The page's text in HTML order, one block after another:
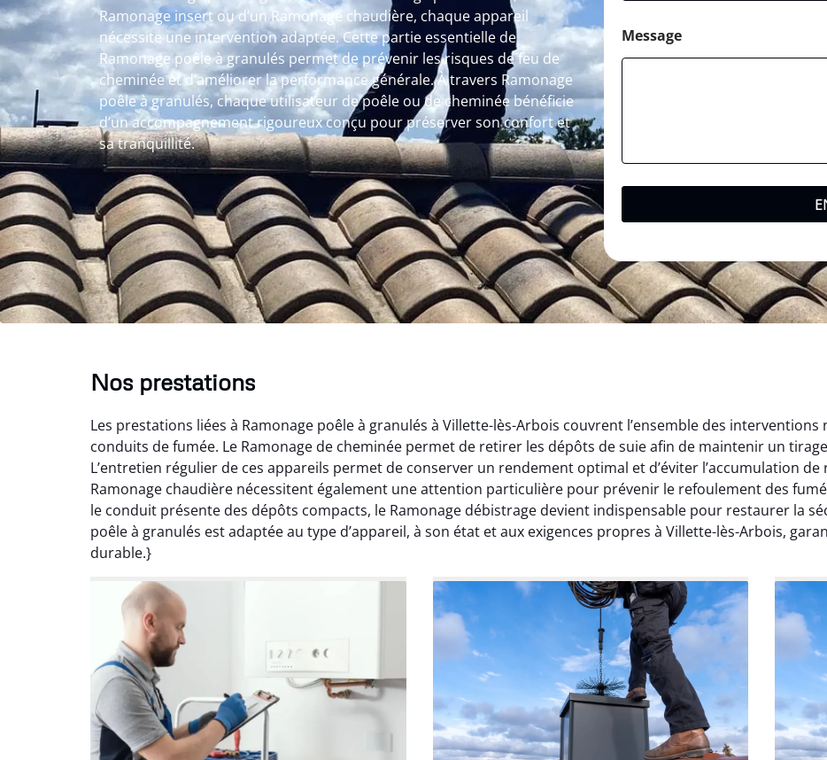
Ramonage insert ou d’un Ramonage chaudière, chaque appareil
nécessite une intervention adaptée. Cette partie essentielle de
Ramonage poêle à granulés permet de prévenir les risques de feu de
cheminée et d’améliorer la performance générale. À travers Ramonage
poêle à granulés, chaque utilisateur de poêle ou de cheminée bénéficie
d’un accompagnement rigoureux conçu pour préserver son confort et
sa tranquillité.
Message
Nos prestations
Les prestations liées à Ramonage poêle à granulés à Villette-lès-Arbois couvrent l’ensemble des
conduits de fumée. Le Ramonage de cheminée permet de retirer les dépôts de suie afin de maintenir un
L’entretien régulier de ces appareils permet de conserver un rendement optimal et d’éviter l’accumulation de
Ramonage chaudière nécessitent également une attention particulière pour prévenir le refoulement des
le conduit présente des dépôts compacts, le Ramonage débistrage devient indispensable pour restaurer la
poêle à granulés est adaptée au type d’appareil, à son état et aux exigences propres à Villette-lès-Arbois,
durable.}